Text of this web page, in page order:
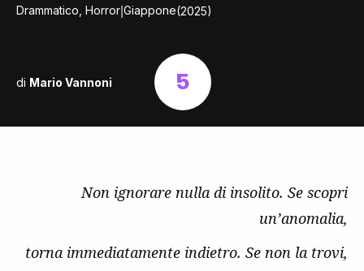
Drammatico, Horror|Giappone(2025)
di Mario Vannoni 5
Non ignorare nulla di insolito. Se scopri
un’anomalia,
torna immediatamente indietro. Se non la trovi,